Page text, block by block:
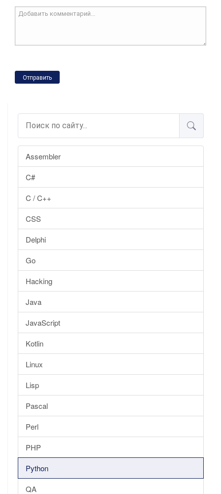
Assembler
C#
C / C++
CSS
Delphi
Go
Hacking
Java
JavaScript
Kotlin
Linux
Lisp
Pascal
Perl
PHP
Python
QA
Отправить